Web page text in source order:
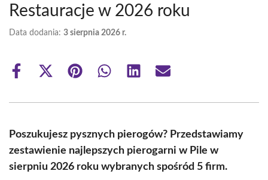
Restauracje w 2026 roku
Data dodania: 3 sierpnia 2026 r.
Share
Share
(Twitter)
Share Share Share Share
Poszukujesz pysznych pierogów? Przedstawiamy
zestawienie najlepszych pierogarni w Pile w
sierpniu 2026 roku wybranych spośród 5 firm.